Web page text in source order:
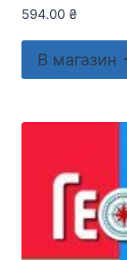
594.00 ₴
В магазин